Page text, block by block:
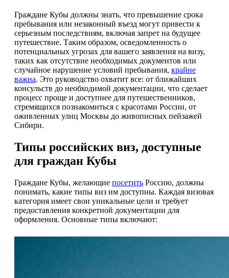
Граждане Кубы должны знать, что превышение срока
пребывания или незаконный въезд могут привести к
серьезным последствиям, включая запрет на будущее
путешествие. Таким образом, осведомленность о
потенциальных угрозах для вашего заявления на визу,
таких как отсутствие необходимых документов или
случайное нарушение условий пребывания, крайне
важна. Это руководство охватит все: от ближайших
консульств до необходимой документации, что сделает
процесс проще и доступнее для путешественников,
стремящихся познакомиться с красотами России, от
оживленных улиц Москвы до живописных пейзажей
Сибири.
Типы российских виз, доступные
для граждан Кубы
Граждане Кубы, желающие посетить Россию, должны
понимать, какие типы виз им доступны. Каждая визовая
категория имеет свои уникальные цели и требует
предоставления конкретной документации для
оформления. Основные типы включают: